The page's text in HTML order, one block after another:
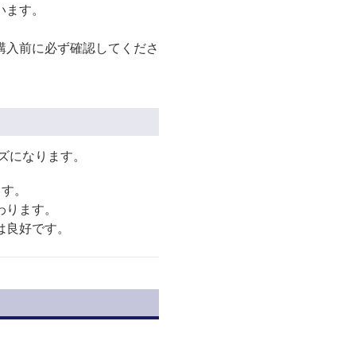
す。
前に必ず確認してくださ
なります。
。
ます。
好です。